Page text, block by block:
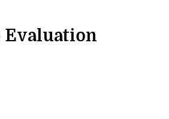
Evaluation